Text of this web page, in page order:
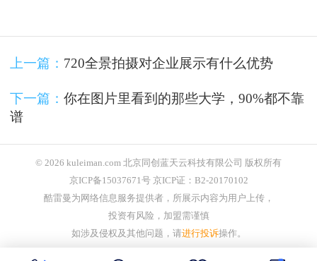
上一篇： 720全景拍摄对企业展示有什么优势
下一篇： 你在图片里看到的那些大学，90%都不靠
谱
© 2026 kuleiman.com 北京同创蓝天云科技有限公司 版权所有
京ICP备15037671号 京ICP证：B2-20170102
酷雷曼为网络信息服务提供者，所展示内容为用户上传，
投资有风险，加盟需谨慎
如涉及侵权及其他问题，请进行投诉操作。